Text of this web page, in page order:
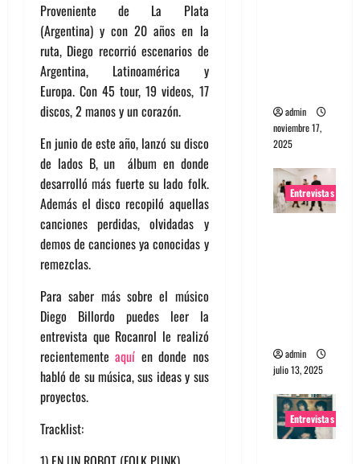
Proveniente de La Plata
(Argentina) y con 20 años en la
ruta, Diego recorrió escenarios de
Argentina, Latinoamérica y
Europa. Con 45 tour, 19 videos, 17
discos, 2 manos y un corazón.
En junio de este año, lanzó su disco
de lados B, un álbum en donde
desarrolló más fuerte su lado folk.
Además el disco recopiló aquellas
canciones perdidas, olvidadas y
demos de canciones ya conocidas y
remezclas.
Para saber más sobre el músico
Diego Billordo puedes leer la
entrevista que Rocanrol le realizó
recientementeaquí en donde nos
habló de su música, sus ideas y sus
proyectos.
Tracklist:
admin
noviembre 17,
2025
Entrevistas
admin
julio 13, 2025
Entrevistas